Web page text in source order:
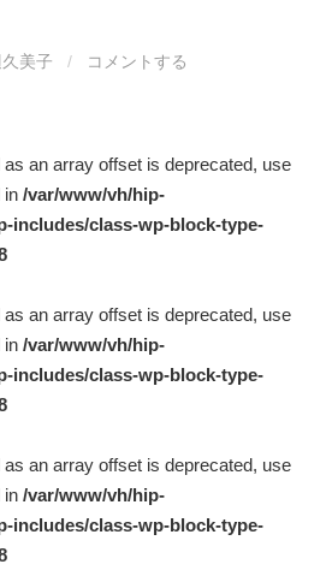
久美子 / コメントする
as an array offset is deprecated, use
in /var/www/vh/hip-
includes/class-wp-block-type-
as an array offset is deprecated, use
in /var/www/vh/hip-
includes/class-wp-block-type-
as an array offset is deprecated, use
in /var/www/vh/hip-
includes/class-wp-block-type-